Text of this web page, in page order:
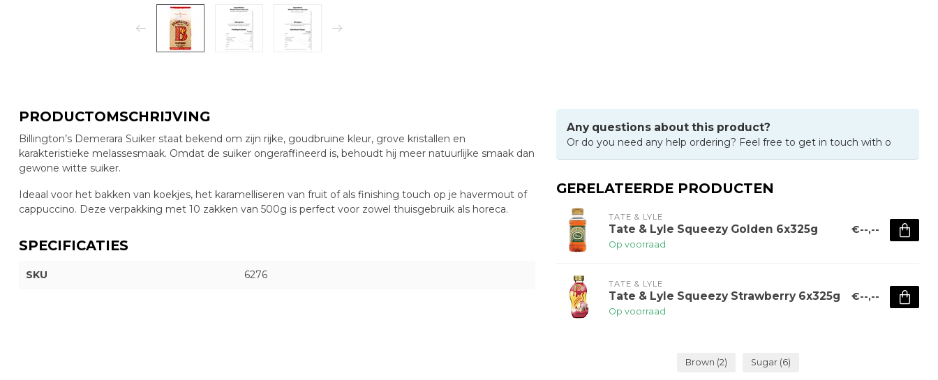
PRODUCTOMSCHRIJVING
Billington’s Demerara Suiker staat bekend om zijn rijke, goudbruine kleur, grove kristallen en
karakteristieke melassesmaak. Omdat de suiker ongeraffineerd is, behoudt hij meer natuurlijke smaak dan
gewone witte suiker.
Ideaal voor het bakken van koekjes, het karamelliseren van fruit of als finishing touch op je havermout of
cappuccino. Deze verpakking met 10 zakken van 500g is perfect voor zowel thuisgebruik als horeca.
SPECIFICATIES
SKU 6276
Any questions about this product?
Or do you need any help ordering? Feel free to get in touch with o
GERELATEERDE PRODUCTEN
TATE & LYLE
Tate & Lyle Squeezy Golden 6x325g
Op voorraad
€--,--
TATE & LYLE
Tate & Lyle Squeezy Strawberry 6x325g
Op voorraad
€--,--
Brown (2) Sugar (6)